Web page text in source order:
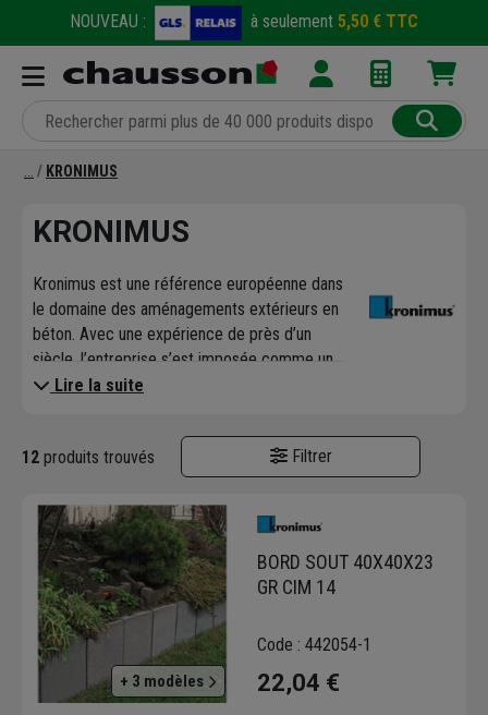
NOUVEAU : à seulement 5,50 € TTC
KRONIMUS
KRONIMUS
Kronimus est une référence européenne dans
le domaine des aménagements extérieurs en
béton. Avec une expérience de près d’un
siècle, l’entreprise s’est imposée comme un
acteur incontournable pour les projets
produits répond aux besoins des
collectivités, architectes, paysagistes et
fonctionnalité. Les solutions proposées
trouvent leur place aussi bien dans les
infrastructures publiques que dans les
aménagements de jardins et d’espaces
privés.
Les pavés en béton Kronimus constituent
l’une des gammes les plus emblématiques.
Déclinés dans une variété de formats,
Lire la suite
12 produits trouvés Filtrer
+ 3 modèles
BORD SOUT 40X40X23
GR CIM 14
Code : 442054-1
22,04 €